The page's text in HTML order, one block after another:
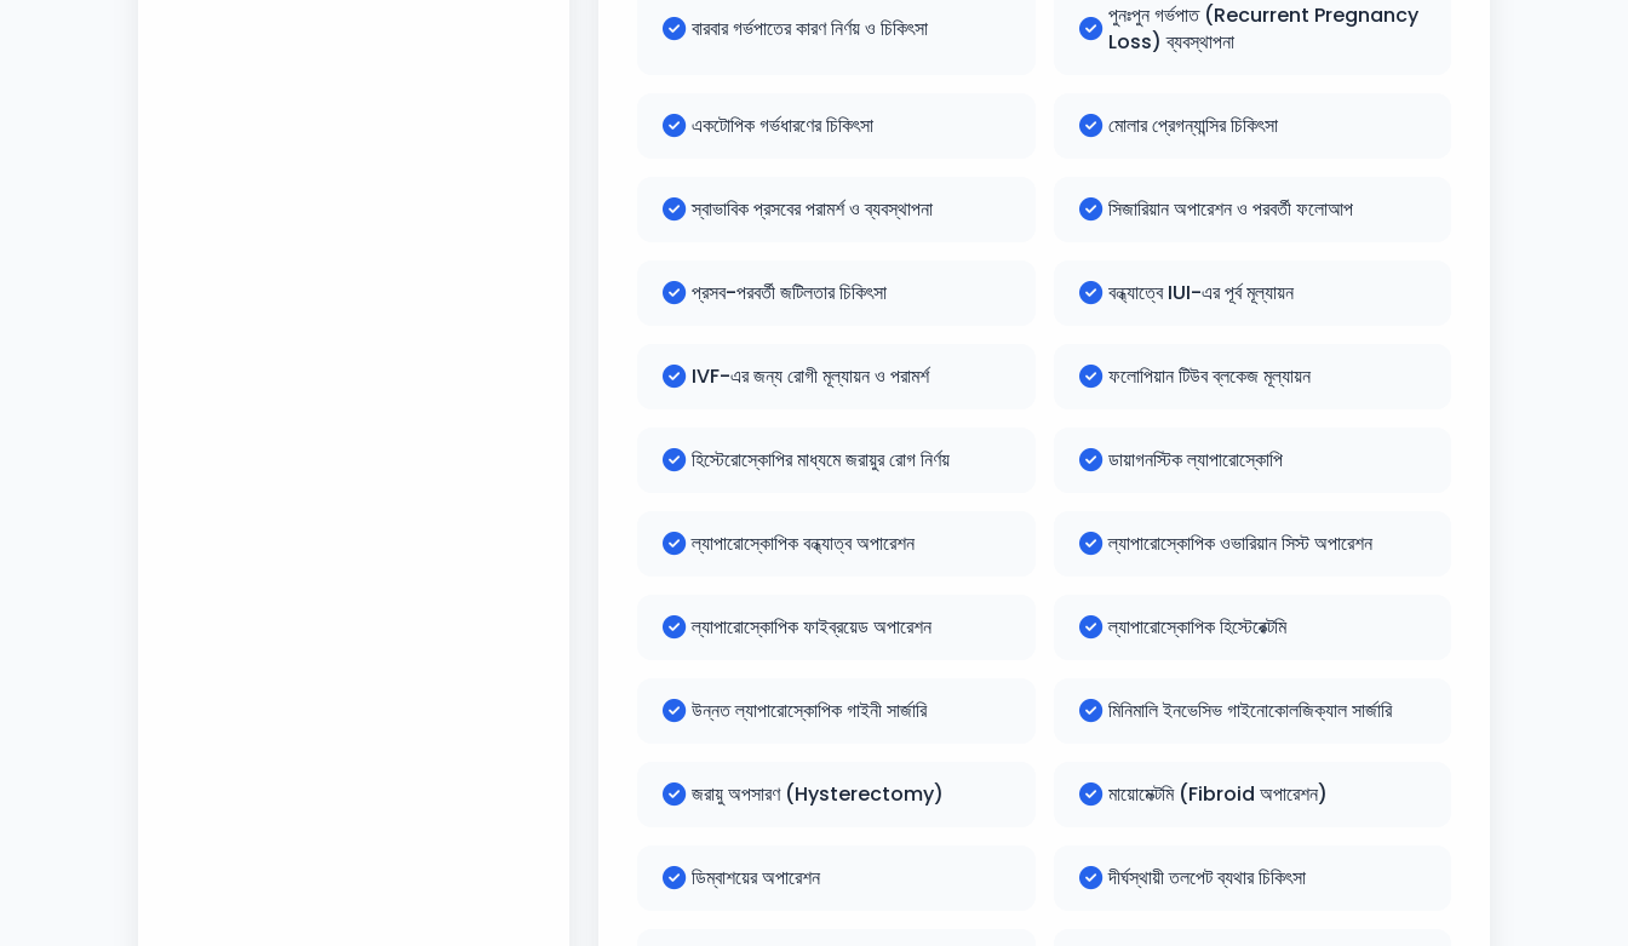
বারবার গর্ভপাতের কারণ নির্ণয় ও চিকিৎসা
পুনঃপুন গর্ভপাত (Recurrent Pregnancy
Loss) ব্যবস্থাপনা
একটোপিক গর্ভধারণের চিকিৎসা মোলার প্রেগন্যান্সির চিকিৎসা
স্বাভাবিক প্রসবের পরামর্শ ও ব্যবস্থাপনা সিজারিয়ান অপারেশন ও পরবর্তী ফলোআপ
প্রসব-পরবর্তী জটিলতার চিকিৎসা বন্ধ্যাত্বে IUI-এর পূর্ব মূল্যায়ন
IVF-এর জন্য রোগী মূল্যায়ন ও পরামর্শ ফলোপিয়ান টিউব ব্লকেজ মূল্যায়ন
হিস্টেরোস্কোপির মাধ্যমে জরায়ুর রোগ নির্ণয় ডায়াগনস্টিক ল্যাপারোস্কোপি
ল্যাপারোস্কোপিক বন্ধ্যাত্ব অপারেশন ল্যাপারোস্কোপিক ওভারিয়ান সিস্ট অপারেশন
ল্যাপারোস্কোপিক ফাইব্রয়েড অপারেশন ল্যাপারোস্কোপিক হিস্টেরেক্টমি
উন্নত ল্যাপারোস্কোপিক গাইনী সার্জারি মিনিমালি ইনভেসিভ গাইনোকোলজিক্যাল সার্জারি
জরায়ু অপসারণ (Hysterectomy) মায়োমেক্টমি (Fibroid অপারেশন)
ডিম্বাশয়ের অপারেশন দীর্ঘস্থায়ী তলপেট ব্যথার চিকিৎসা